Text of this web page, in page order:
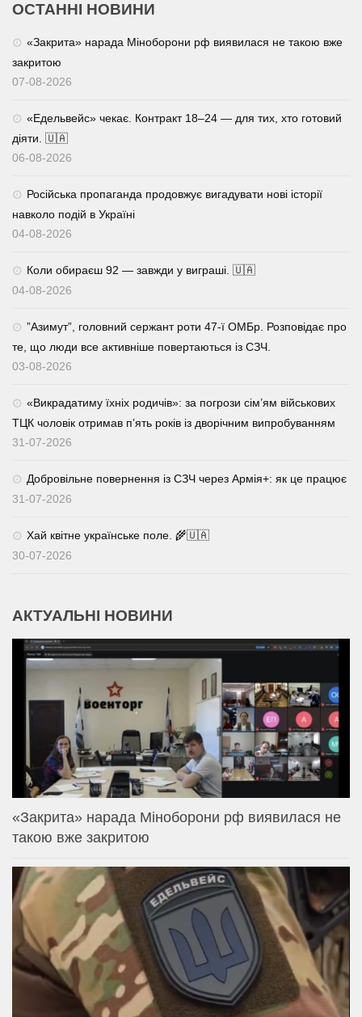
ОСТАННІ НОВИНИ
«Закрита» нарада Міноборони рф виявилася не такою вже
закритою
07-08-2026
«Едельвейс» чекає. Контракт 18–24 — для тих, хто готовий
діяти. 🇺🇦
06-08-2026
Російська пропаганда продовжує вигадувати нові історії
навколо подій в Україні
04-08-2026
Коли обираєш 92 — завжди у виграші. 🇺🇦
04-08-2026
⁨”Азимут”, головний сержант роти 47-ї ОМБр. Розповідає про
те, що люди все активніше повертаються із СЗЧ.
03-08-2026
«Викрадатиму їхніх родичів»: за погрози сім’ям військових
ТЦК чоловік отримав п’ять років із дворічним випробуванням
31-07-2026
Добровільне повернення із СЗЧ через Армія+: як це працює
31-07-2026
Хай квітне українське поле. 🌾🇺🇦
30-07-2026
АКТУАЛЬНІ НОВИНИ
«Закрита» нарада Міноборони рф виявилася не
такою вже закритою